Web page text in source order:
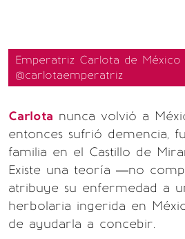
Emperatriz Carlota de México
@carlotaemperatriz
Carlota nunca volvió a
entonces sufrió demencia,
familia en el Castillo de
Existe una teoría —no
atribuye su enfermedad a
herbolaria ingerida en
de ayudarla a concebir.